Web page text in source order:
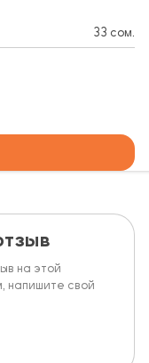
33 сом.
на этой
напишите свой